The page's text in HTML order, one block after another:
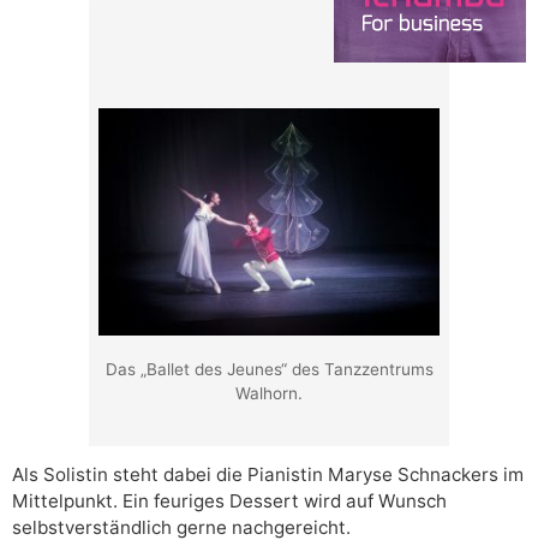
Das „Ballet des Jeunes“ des Tanzzentrums
Walhorn.
Als Solistin steht dabei die Pianistin Maryse Schnackers im
Mittelpunkt. Ein feuriges Dessert wird auf Wunsch
selbstverständlich gerne nachgereicht.